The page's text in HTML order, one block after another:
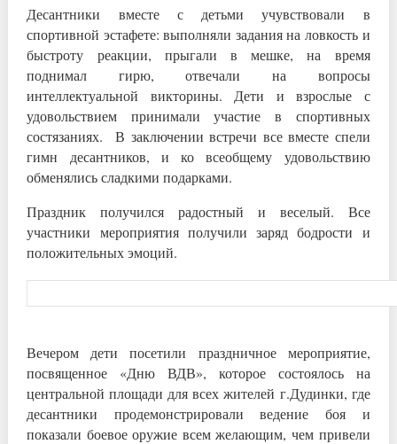
Десантники вместе с детьми учувствовали в
спортивной эстафете: выполняли задания на ловкость и
быстроту реакции, прыгали в мешке, на время
поднимал гирю, отвечали на вопросы
интеллектуальной викторины. Дети и взрослые с
удовольствием принимали участие в спортивных
состязаниях. В заключении встречи все вместе спели
гимн десантников, и ко всеобщему удовольствию
обменялись сладкими подарками.
Праздник получился радостный и веселый. Все
участники мероприятия получили заряд бодрости и
положительных эмоций.
Вечером дети посетили праздничное мероприятие,
посвященное «Дню ВДВ», которое состоялось на
центральной площади для всех жителей г.Дудинки, где
десантники продемонстрировали ведение боя и
показали боевое оружие всем желающим, чем привели